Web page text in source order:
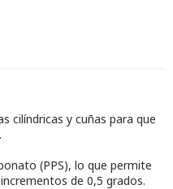
cilíndricas y cuñas para que
(PPS), lo que permite
de 0,5 grados.